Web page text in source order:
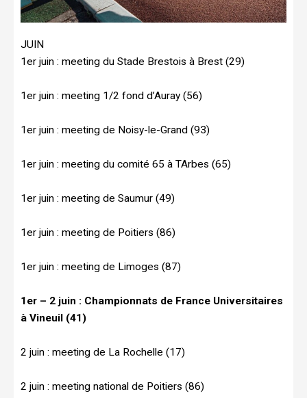
JUIN
1er juin : meeting du Stade Brestois à Brest (29)
1er juin : meeting 1/2 fond d’Auray (56)
1er juin : meeting de Noisy-le-Grand (93)
1er juin : meeting du comité 65 à TArbes (65)
1er juin : meeting de Saumur (49)
1er juin : meeting de Poitiers (86)
1er juin : meeting de Limoges (87)
1er – 2 juin : Championnats de France Universitaires
à Vineuil (41)
2 juin : meeting de La Rochelle (17)
2 juin : meeting national de Poitiers (86)